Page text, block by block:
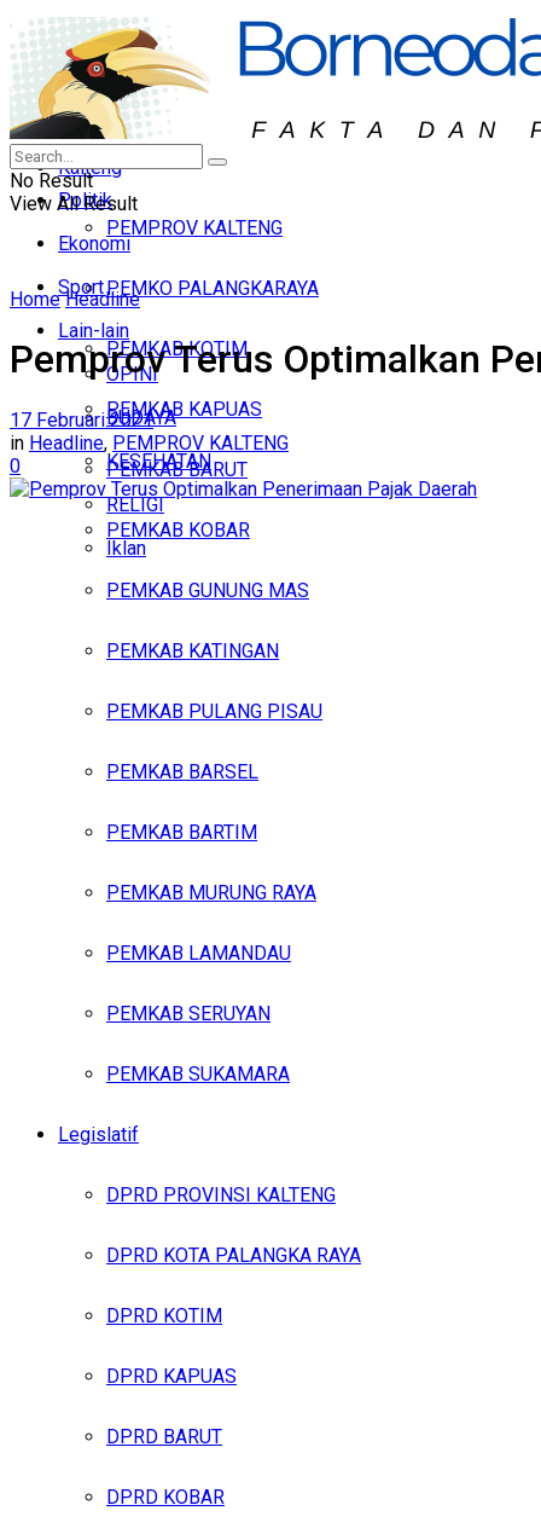
KALBAR
KALTIM
KALTARA
Nasional
Politik
Ekonomi
Sport
Lain-lain
OPINI
BUDAYA
KESEHATAN
RELIGI
Iklan
Headline
Hukum & Peristiwa
Kalteng
PEMPROV KALTENG
PEMKO PALANGKARAYA
PEMKAB KOTIM
PEMKAB KAPUAS
PEMKAB BARUT
PEMKAB KOBAR
PEMKAB GUNUNG MAS
PEMKAB KATINGAN
PEMKAB PULANG PISAU
PEMKAB BARSEL
PEMKAB BARTIM
PEMKAB MURUNG RAYA
PEMKAB LAMANDAU
PEMKAB SERUYAN
PEMKAB SUKAMARA
Legislatif
DPRD PROVINSI KALTENG
DPRD KOTA PALANGKA RAYA
DPRD KOTIM
DPRD KAPUAS
DPRD BARUT
DPRD KOBAR
No Result
View All Result
Home Headline
Pemprov Terus Optimalkan
17 Februari 2021
in Headline, PEMPROV KALTENG
0